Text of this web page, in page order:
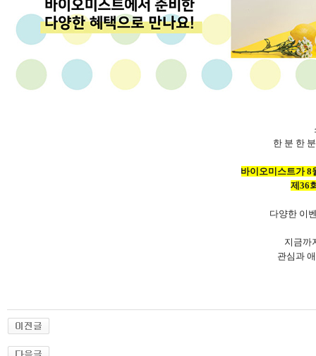
한 분 한
바이오미스트가 8
제36
다양한 이
지금까
관심과